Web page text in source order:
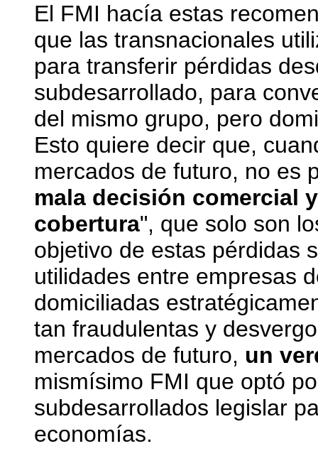
El FMI hacía estas
que las transnacionales
para transferir pérdidas
subdesarrollado, para
del mismo grupo, pero
Esto quiere decir que,
mercados de futuro, no es
mala decisión comercial
cobertura", que solo son
objetivo de estas pérdidas
utilidades entre empresas
domiciliadas
tan fraudulentas y
mercados de futuro, un
mismísimo FMI que optó
subdesarrollados legislar
economías.